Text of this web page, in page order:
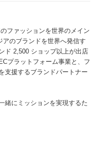
ファッションを世界のメイン
のブランドを世界へ発信す
ド 2,500 ショップ以上が出店
プラットフォーム事業と、フ
支援するブランドパートナー
緒にミッションを実現するた